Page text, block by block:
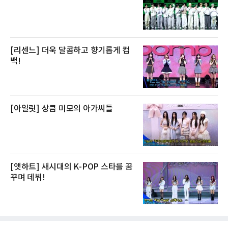
[리센느] 더욱 달콤하고 향기롭게 컴
백!
[아일릿] 상큼 미모의 아가씨들
[앳하트] 새시대의 K-POP 스타를 꿈
꾸며 데뷔!